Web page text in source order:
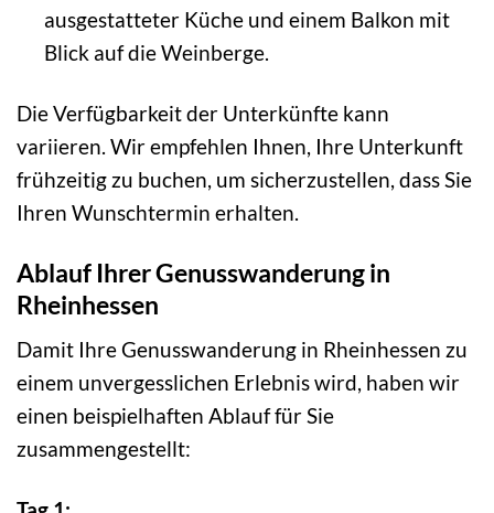
ausgestatteter Küche und einem Balkon mit
Blick auf die Weinberge.
Die Verfügbarkeit der Unterkünfte kann
variieren. Wir empfehlen Ihnen, Ihre Unterkunft
frühzeitig zu buchen, um sicherzustellen, dass Sie
Ihren Wunschtermin erhalten.
Ablauf Ihrer Genusswanderung in
Rheinhessen
Damit Ihre Genusswanderung in Rheinhessen zu
einem unvergesslichen Erlebnis wird, haben wir
einen beispielhaften Ablauf für Sie
zusammengestellt: